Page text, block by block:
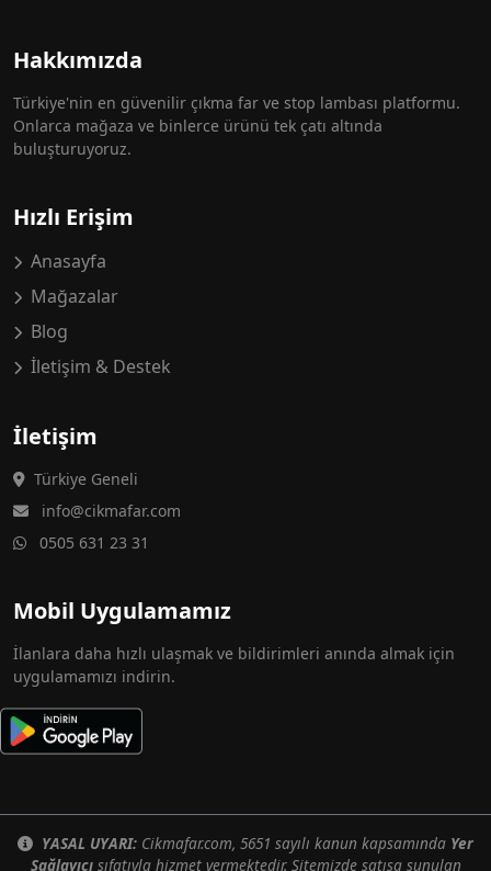
Hakkımızda
Türkiye'nin en güvenilir çıkma far ve stop lambası platformu.
Onlarca mağaza ve binlerce ürünü tek çatı altında
buluşturuyoruz.
Hızlı Erişim
Anasayfa
Mağazalar
Blog
İletişim & Destek
İletişim
Türkiye Geneli
info@cikmafar.com
0505 631 23 31
Mobil Uygulamamız
İlanlara daha hızlı ulaşmak ve bildirimleri anında almak için
uygulamamızı indirin.
YASAL UYARI: Cikmafar.com, 5651 sayılı kanun kapsamında Yer
Sağlayıcısıfatıyla hizmet vermektedir. Sitemizde satışa sunulan